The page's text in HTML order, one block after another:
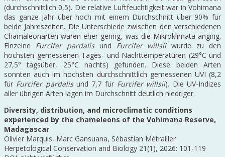
(durchschnittlich 0,5). Die relative Luftfeuchtigkeit war in Vohimana
das ganze Jahr über hoch mit einem Durchschnitt über 90% für
beide Jahreszeiten. Die Unterschiede zwischen den verschiedenen
Chamäleonarten waren eher gering, was die Mikroklimata anging.
Einzelne Furcifer pardalisund Furcifer willsiiwurde zu den
höchsten gemessenen Tages- und Nachttemperaturen (29°C und
27,5° tagsüber, 25°C nachts) gefunden. Diese beiden Arten
sonnten auch im höchsten durchschnittlich gemessenen UVI (8,2
für Furcifer pardalisund 7,7 für Furcifer willsii). Die UV-Indizes
aller übrigen Arten lagen im Durchschnitt deutlich niedriger.
Diversity, distribution, and microclimatic conditions
experienced by the chameleons of the Vohimana Reserve,
Madagascar
Olivier Marquis, Marc Gansuana, Sébastian Métrailler
Herpetological Conservation and Biology 21(1), 2026: 101-119